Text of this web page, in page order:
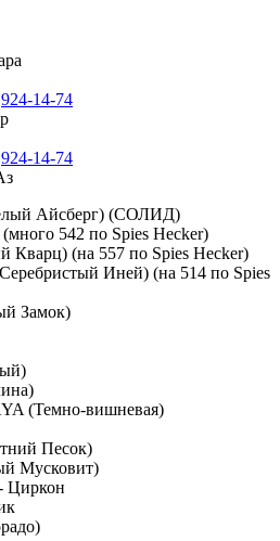
924-14-74
924-14-74
Айсберг) (СОЛИД)
542 по Spies Hecker)
Кварц) (на 557 по Spies Hecker)
Иней) (на 514 по Spies
Замок)
(Темно-вишневая)
Песок)
Мусковит)
Циркон